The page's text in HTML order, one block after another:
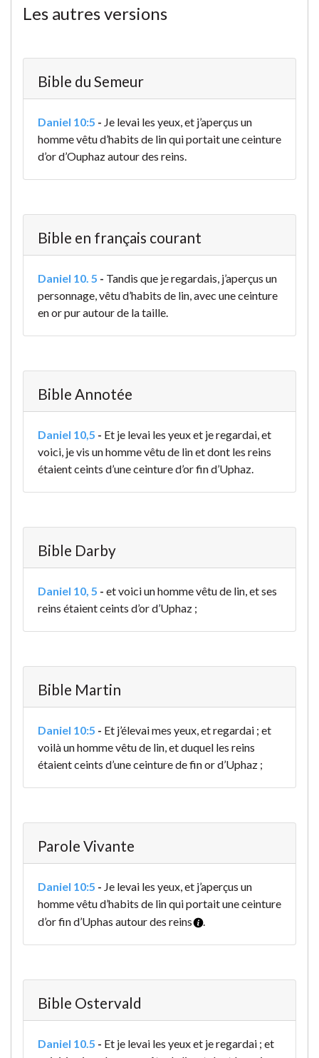
Les autres versions
Bible du Semeur
Daniel 10:5 - Je levai les yeux, et j’aperçus un
homme vêtu d’habits de lin qui portait une ceinture
d’or d’Ouphaz autour des reins.
Bible en français courant
Daniel 10. 5 - Tandis que je regardais, j’aperçus un
personnage, vêtu d’habits de lin, avec une ceinture
en or pur autour de la taille.
Bible Annotée
Daniel 10,5 - Et je levai les yeux et je regardai, et
voici, je vis un homme vêtu de lin et dont les reins
étaient ceints d’une ceinture d’or fin d’Uphaz.
Bible Darby
Daniel 10, 5 - et voici un homme vêtu de lin, et ses
reins étaient ceints d’or d’Uphaz ;
Bible Martin
Daniel 10:5 - Et j’élevai mes yeux, et regardai ; et
voilà un homme vêtu de lin, et duquel les reins
étaient ceints d’une ceinture de fin or d’Uphaz ;
Parole Vivante
Daniel 10:5 - Je levai les yeux, et j’aperçus un
homme vêtu d’habits de lin qui portait une ceinture
d’or fin d’Uphas autour des reins
.
Bible Ostervald
Daniel 10.5 - Et je levai les yeux et je regardai ; et